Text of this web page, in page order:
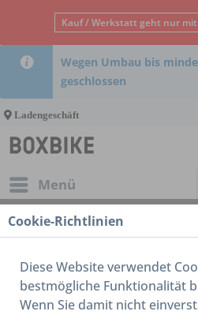
Kauf / Werkstatt geht nur
Wegen Umbau bis
geschlossen
Ladengeschäft
Menü
Cookie-Richtlinien
Diese Website verwendet
bestmögliche Funktionalität
Wenn Sie damit nicht